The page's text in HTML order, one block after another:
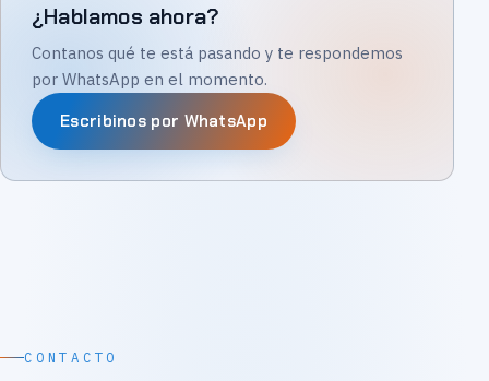
¿Hablamos ahora?
Contanos qué te está pasando y te respondemos
por WhatsApp en el momento.
Escribinos por WhatsApp
CONTACTO